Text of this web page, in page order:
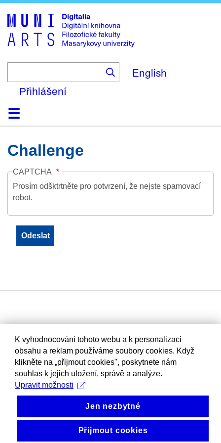
to
main
content
English
Přihlášení
DomůKolekce
Prohlížení
Vyhledávání
O platformě
Nápověda
KontaktDigitalia
Challenge
CAPTCHA
Prosím odšktrtněte pro potvrzení, že nejste spamovací
robot.
K vyhodnocování tohoto webu a k personalizaci
obsahu a reklam používáme soubory cookies. Když
klikněte na „přijmout cookies", poskytnete nám
souhlas k jejich uložení, správě a analýze.
Upravit možnosti
Jen nezbytné
Přijmout cookies